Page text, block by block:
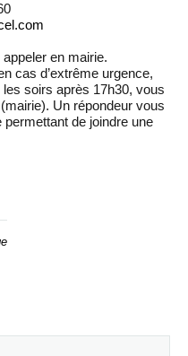
appeler en mairie.
cas d’extrême urgence,
soirs après 17h30, vous
Un répondeur vous
permettant de joindre une